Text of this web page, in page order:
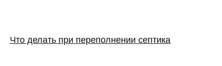
Что делать при переполнении септика